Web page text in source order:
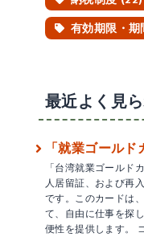
有効期限・期
最近よく見
「就業ゴール
「台湾就業ゴールド
人居留証、および再
です。このカードは
て、自由に仕事を探
便性を提供します。